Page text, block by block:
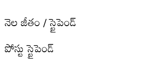
నెల జీతం / స్టైపెండ్
పోస్టు స్టైపెండ్